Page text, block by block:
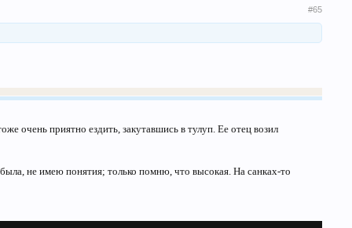
#65
очень приятно ездить, закутавшись в тулуп. Ее отец возил
не имею понятия; только помню, что высокая. На санках-то